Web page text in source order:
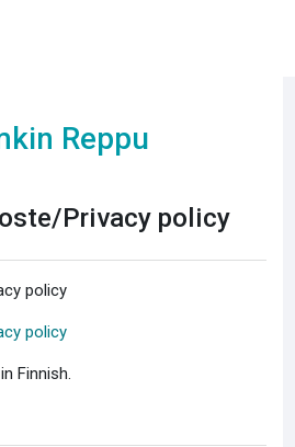
Reppu
Privacy policy
policy
policy
Finnish.